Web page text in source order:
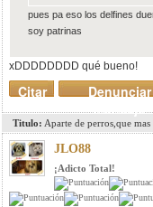
pues pa eso los delfines
soy patrinas
xDDDDDDDD qué bueno!
Denunciar
mensaje
Citar
Titulo: Aparte de perros,que mas
JLO88
¡Adicto Total!